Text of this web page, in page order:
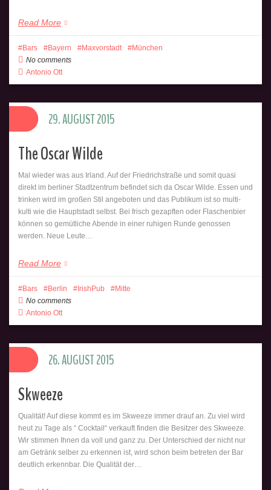
Read More
Bars Bayern Maxvorstadt
München
No comments
Antonio Ott
The Oscar Wilde
Mal wieder was aus Irland. Auf der Friedrichstraße und somit quasi
direkt im berliner Stadtzentrum befindet sich da Oscar Wilde. Essen und
trinken wird im großen Stil angeboten und das Publikum ist so multi-
kulti wie die Hauptstadt selbst. Bei frisch gezapften oder Flaschenbier
können so gemütliche Abende in einer ruhigen Runde genossen
werden. Neue Leute…
Read More
29. AUGUST 2015
Bars Berlin IrishPub
Mitte
No comments
Antonio Ott
Skweeze
Qualität! Auf diese kommt es im Skweeze immer drauf an. Zu viel wird
heut zu Tage als “ Cocktail“ verkauft finden die Besitzer des Skweeze.
Wir stimmen Ihnen da voll und ganz zu. Der Unterschied der nicht nur
am Getränk selber zu erkennen ist, wird schon beim betreten der Bar
deutlich erkennbar. Die Qualität der…
26. AUGUST 2015